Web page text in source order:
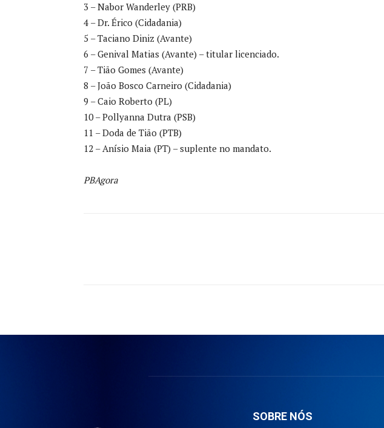
3 – Nabor Wanderley (PRB)
4 – Dr. Érico (Cidadania)
5 – Taciano Diniz (Avante)
6 – Genival Matias (Avante) – titular licenciado.
7 – Tião Gomes (Avante)
8 – João Bosco Carneiro (Cidadania)
9 – Caio Roberto (PL)
10 – Pollyanna Dutra (PSB)
11 – Doda de Tião (PTB)
12 – Anísio Maia (PT) – suplente no mandato.
PBAgora
SOBRE NÓS